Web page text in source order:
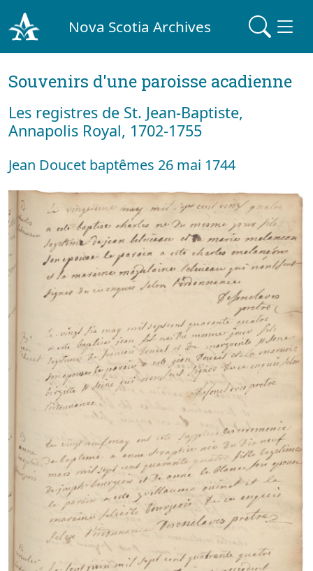
Nova Scotia Archives
Souvenirs d'une paroisse acadienne
Les registres de St. Jean-Baptiste,
Annapolis Royal, 1702-1755
Jean Doucet baptêmes 26 mai 1744